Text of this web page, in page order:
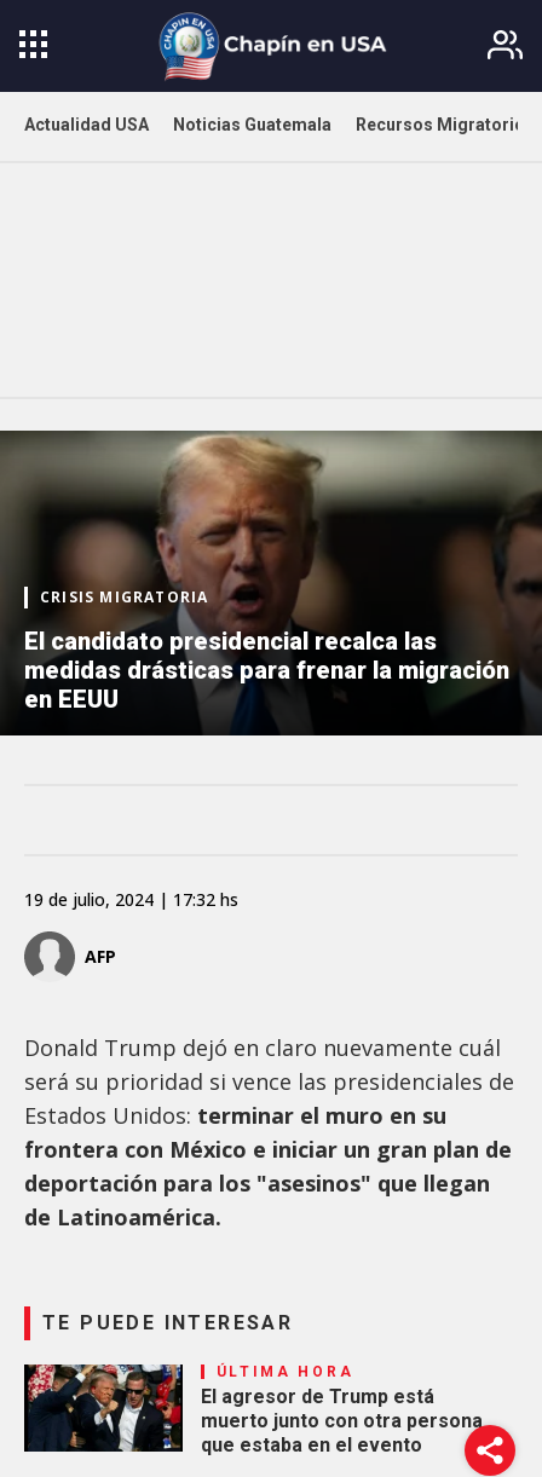
Actualidad USA Noticias Guatemala Recursos Migratorios
CRISIS MIGRATORIA
El candidato presidencial recalca las
medidas drásticas para frenar la migración
en EEUU
AFP
19 de julio, 2024 | 17:32 hs
Donald Trump dejó en claro nuevamente cuál
será su prioridad si vence las presidenciales de
Estados Unidos: terminar el muro en su
frontera con México e iniciar un gran plan de
deportación para los "asesinos" que llegan
de Latinoamérica.
TE PUEDE INTERESAR
ÚLTIMA HORA
El agresor de Trump está
muerto junto con otra persona
que estaba en el evento